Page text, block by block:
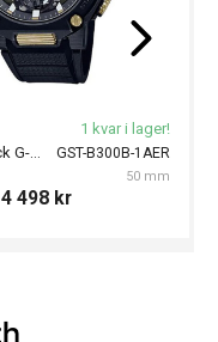
GST-B300B-1AER
50 mm
1 kvar i lager!
4 498 kr